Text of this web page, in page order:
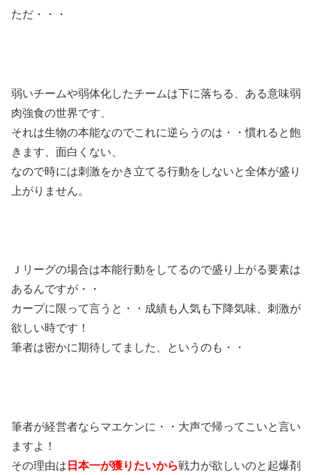
ただ・・・
弱いチームや弱体化したチームは下に落ちる、ある意味弱
肉強食の世界です、
それは生物の本能なのでこれに逆らうのは・・慣れると飽
きます、面白くない、
なので時には刺激をかき立てる行動をしないと全体が盛り
上がりません。
Ｊリーグの場合は本能行動をしてるので盛り上がる要素は
あるんですが・・
カープに限って言うと・・成績も人気も下降気味、刺激が
欲しい時です！
筆者は密かに期待してました、というのも・・
筆者が経営者ならマエケンに・・大声で帰ってこいと言い
ますよ！
その理由は 日本一が獲りたいから戦力が欲しいのと起爆剤